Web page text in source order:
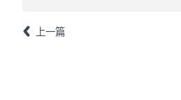
上一篇